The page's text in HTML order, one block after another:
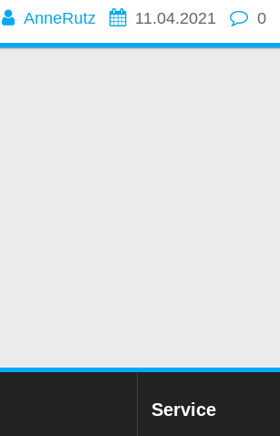
AnneRutz 11.04.2021 0
Service